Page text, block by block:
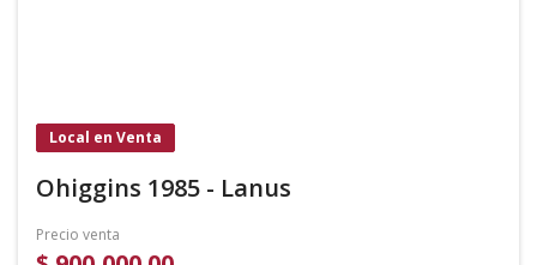
Local en Venta
Ohiggins 1985 - Lanus
Precio venta